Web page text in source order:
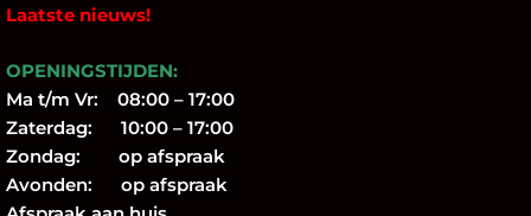
Laatste nieuws!
OPENINGSTIJDEN:
Ma t/m Vr: 08:00 – 17:00
Zaterdag: 10:00 – 17:00
Zondag: op afspraak
Avonden: op afspraak